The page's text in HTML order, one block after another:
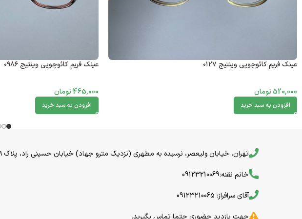
عینک فریم کائوچویی وینتیج ۰۱۲۷
520,000تومان
افزودن به سبد خرید
عینک فریم کائوچویی وینتیج ۰۹۸۶
465,000 تومان
افزودن به سبد خرید
تهران، خیابان ولیعصر، نرسیده به مطهری (نزدیک مترو جهاد) خیابان حسینی راد، پلاک ۳۹ واحد 8
خانم نقنه:09123210069
آقای سرافراز: 09123210065
جهت بازدید حضوری حتما تماس بگیرید.